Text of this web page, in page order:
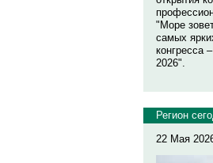
"Море
самых
конгресса
2026".
Регион
22 Мая